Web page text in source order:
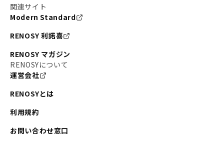
関連サイト
Modern Standard
RENOSY 利諾喜
RENOSY マガジン
RENOSYについて
運営会社
RENOSYとは
利用規約
お問い合わせ窓口